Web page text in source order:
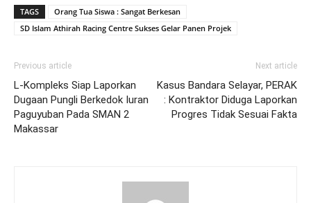
TAGS
Orang Tua Siswa : Sangat Berkesan
SD Islam Athirah Racing Centre Sukses Gelar Panen Projek
Previous article
L-Kompleks Siap Laporkan
Dugaan Pungli Berkedok Iuran
Paguyuban Pada SMAN 2
Makassar
Next article
Kasus Bandara Selayar, PERAK
: Kontraktor Diduga Laporkan
Progres Tidak Sesuai Fakta